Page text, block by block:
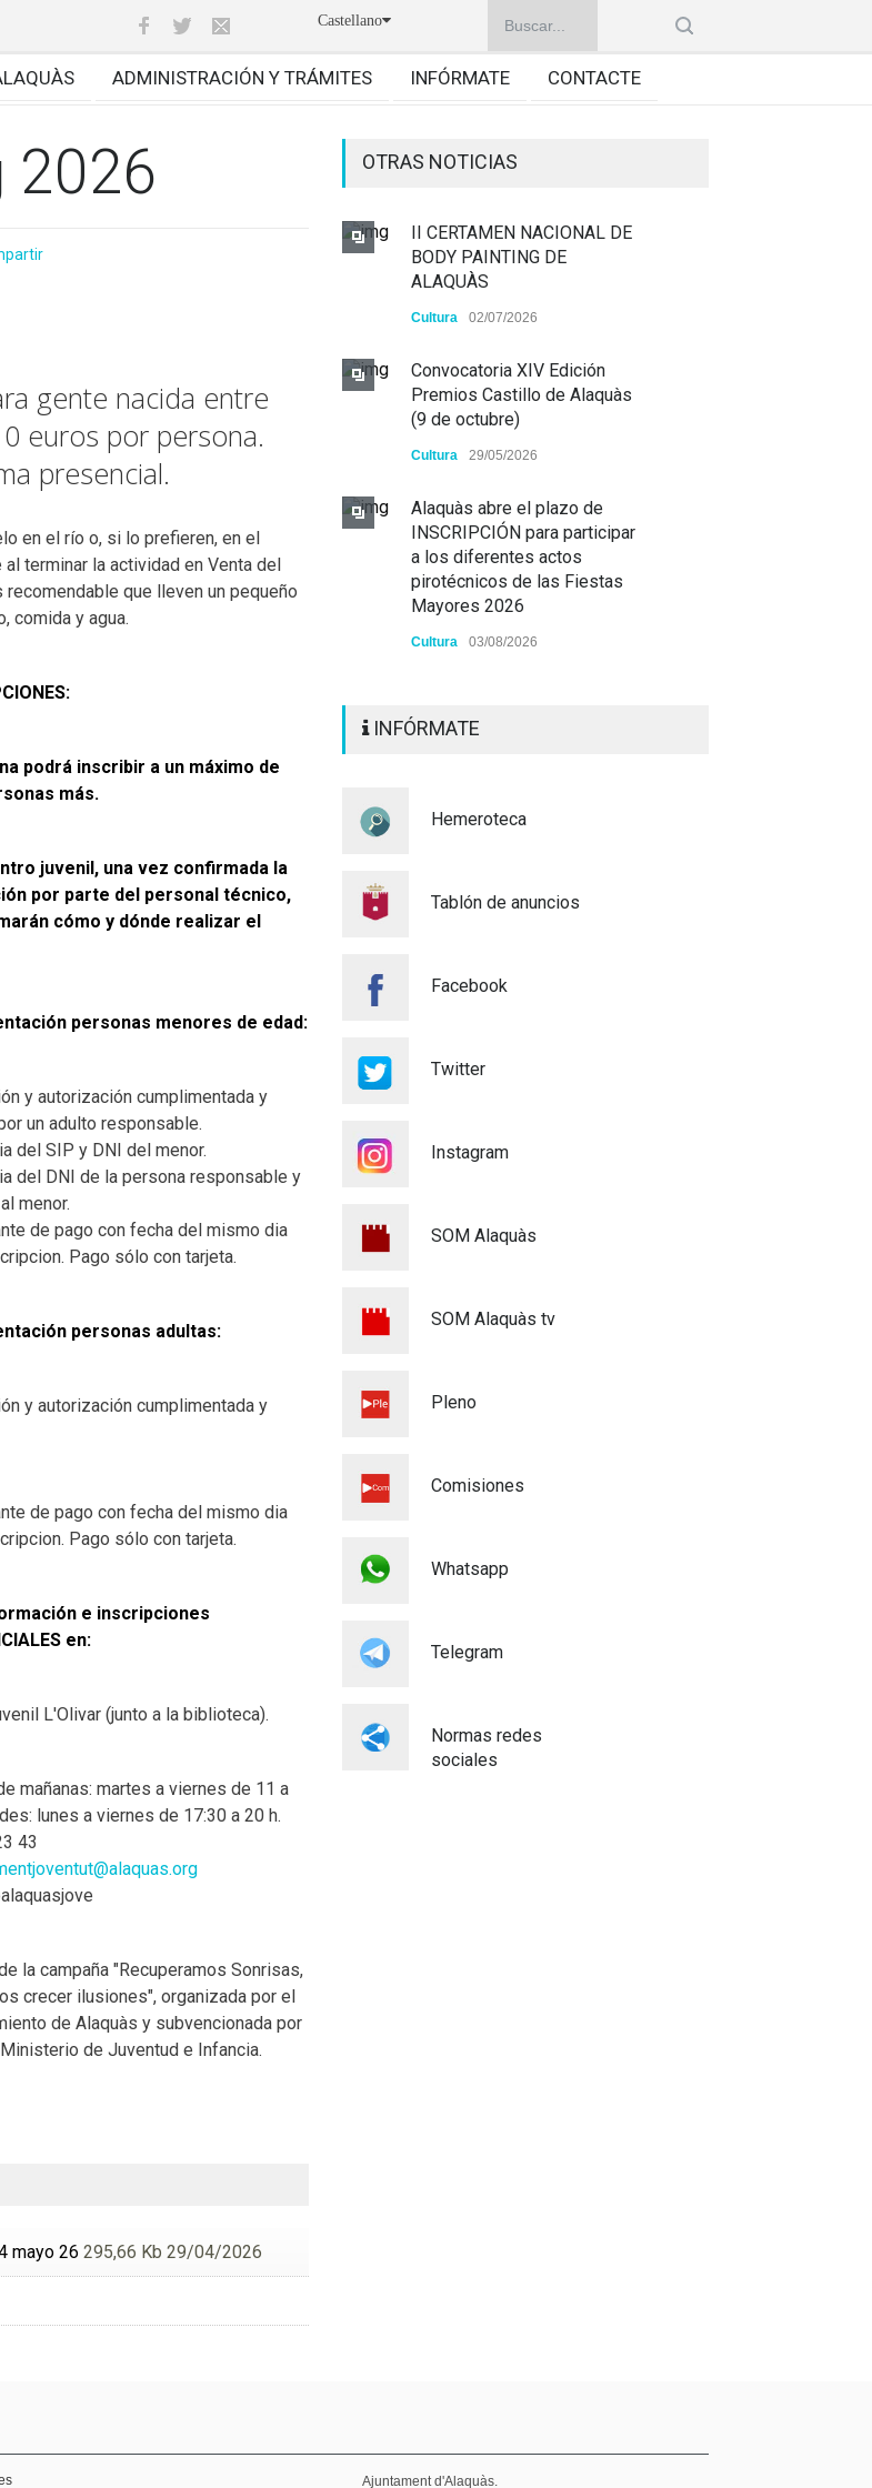
Castellano
ADMINISTRACIÓN Y TRÁMITES INFÓRMATE CONTACTE
2026
gente nacida entre
euros por persona.
presencial.
en el río o, si lo prefieren, en el
al terminar la actividad en Venta del
recomendable que lleven un pequeño
comida y agua.
podrá inscribir a un máximo de
más.
juvenil, una vez confirmada la
por parte del personal técnico,
cómo y dónde realizar el
personas menores de edad:
y autorización cumplimentada y
un adulto responsable.
del SIP y DNI del menor.
del DNI de la persona responsable y
menor.
de pago con fecha del mismo dia
Pago sólo con tarjeta.
personas adultas:
y autorización cumplimentada y
de pago con fecha del mismo dia
Pago sólo con tarjeta.
e inscripciones
en:
L'Olivar (junto a la biblioteca).
mañanas: martes a viernes de 11 a
lunes a viernes de 17:30 a 20 h.
43
la campaña "Recuperamos Sonrisas,
crecer ilusiones", organizada por el
de Alaquàs y subvencionada por
de Juventud e Infancia.
mayo 26 295,66 Kb 29/04/2026
OTRAS NOTICIAS
II CERTAMEN NACIONAL DE
BODY PAINTING DE
ALAQUÀS
Cultura 02/07/2026
Convocatoria XIV Edición
Premios Castillo de Alaquàs
(9 de octubre)
Cultura 29/05/2026
Alaquàs abre el plazo de
INSCRIPCIÓN para participar
a los diferentes actos
pirotécnicos de las Fiestas
Mayores 2026
Cultura 03/08/2026
PAELLAS 2026
Bono Cultural Joven 2026:
400 euros para disfrutar de la
23/07/2026
Voluntariado Puntos Violeta
Igualdad
L'OLIVAR - 2026
MATRICULACIÓ CURS
Educación
VEHÍCULOS ELÉCTRICOS Y
SERVICIOS URBANOS
INFÓRMATE
Hemeroteca
Tablón de anuncios
Facebook
Twitter
Instagram
SOM Alaquàs
SOM Alaquàs tv
Pleno
Comisiones
Whatsapp
Telegram
Normas redes
sociales
Ajuntament d'Alaquàs.